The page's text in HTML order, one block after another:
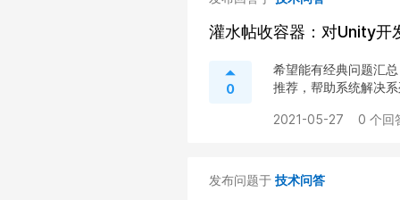
灌水帖收容器：对Unity开
0
希望能有经典问题汇
推荐，帮助系统解决
2021-05-27 0 个回
发布问题于 技术问答